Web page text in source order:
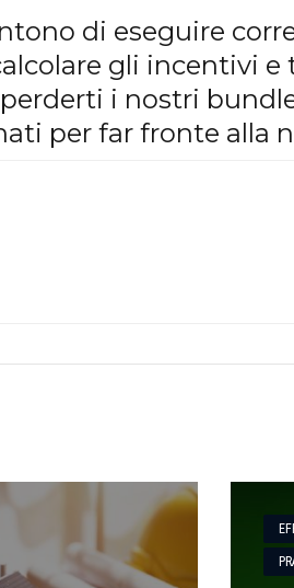
di eseguire
gli incentivi
i nostri
per far fronte alla